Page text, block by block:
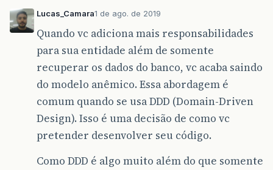
Lucas_Camara1 de ago. de 2019
Quando vc adiciona mais responsabilidades
para sua entidade além de somente
recuperar os dados do banco, vc acaba saindo
do modelo anêmico. Essa abordagem é
comum quando se usa DDD (Domain-Driven
Design). Isso é uma decisão de como vc
pretender desenvolver seu código.
Como DDD é algo muito além do que somente